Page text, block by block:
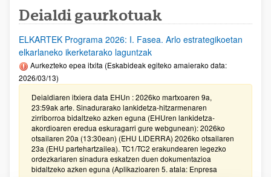
Deialdi gaurkotuak
ELKARTEK Programa 2026: I. Fasea. Arlo estrategikoetan
elkarlaneko ikerketarako laguntzak
Aurkezteko epea itxita (Eskabideak egiteko amaierako data:
2026/03/13)
Deialdiaren itxiera data EHUn : 2026ko martxoaren 9a,
23:59ak arte. Sinadurarako lankidetza-hitzarmenaren
zirriborroa bidaltzeko azken eguna (EHUren lankidetza-
akordioaren eredua eskuragarri gure webgunean): 2026ko
otsailaren 20a (13:30ean) (EHU LIDERRA) 2026ko otsailaren
23a (EHU partehartzailea). TC1/TC2 erakundearen legezko
ordezkariaren sinadura eskatzen duen dokumentazioa
bidaltzeko azken eguna (Aplikazioaren 5. atala: Enpresa